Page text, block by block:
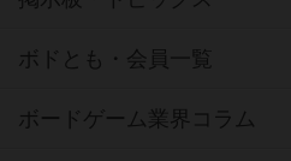
ボドとも・会員一覧
ボードゲーム業界コラム